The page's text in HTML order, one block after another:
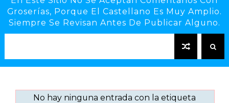
Groserías, Porque El Castellano Es Muy Amplio.
Siempre Se Revisan Antes De Publicar Alguno.
No hay ninguna entrada con la etiqueta